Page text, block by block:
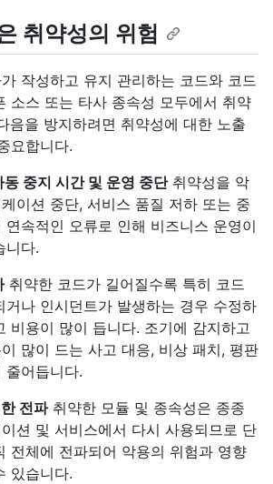
취약성의 위험
작성하고 유지 관리하는 코드와 코드
소스 또는 타사 종속성 모두에서 취약
음을 방지하려면 취약성에 대한 노출
요합니다.
중지 시간 및 운영 중단취약성을 악
이션 중단, 서비스 품질 저하 또는 중
연속적인 오류로 인해 비즈니스 운영이
니다.
취약한 코드가 길어질수록 특히 코드
거나 인시던트가 발생하는 경우 수정하
비용이 많이 듭니다. 조기에 감지하고
많이 드는 사고 대응, 비상 패치, 평판
줄어듭니다.
전파취약한 모듈 및 종속성은 종종
션 및 서비스에서 다시 사용되므로 단
전체에 전파되어 악용의 위험과 영향
있습니다.